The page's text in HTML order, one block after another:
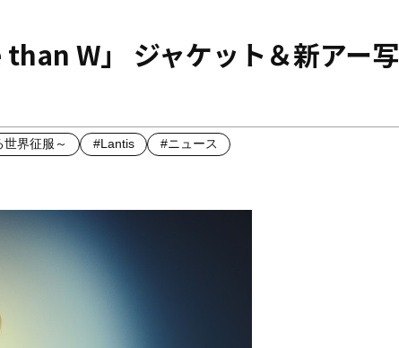
W」 ジャケット＆新アー写
界征服～ #Lantis #ニュース